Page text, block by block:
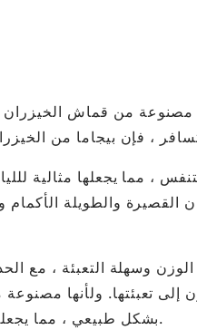
مصنوعة من قماش
، مما يجعلها مثالية
القصيرة والطويلة
وسهلة التعبئة ، مع
إلى تعبئتها. ولأنها
بشكل طبيعي ، مما يجعلها اختيارًا ممتازًا لأي شخص يعاني من الحساسية.